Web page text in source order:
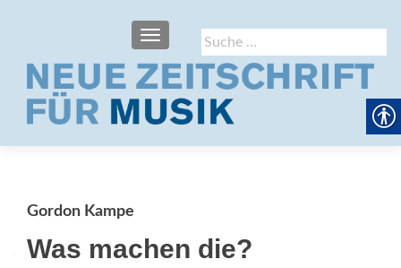
Suche
nach:
SCHALTE NAVIGATION
Gordon Kampe
Was machen die?